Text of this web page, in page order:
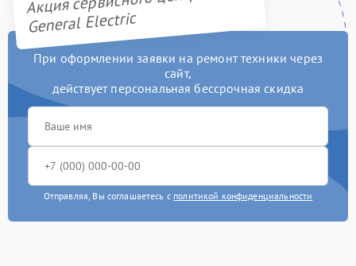
General Electric
При оформлении заявки на ремонт техники через
сайт,
действует персональная бессрочная скидка
Отправляя, Вы соглашаетесь с политикой конфиденциальности